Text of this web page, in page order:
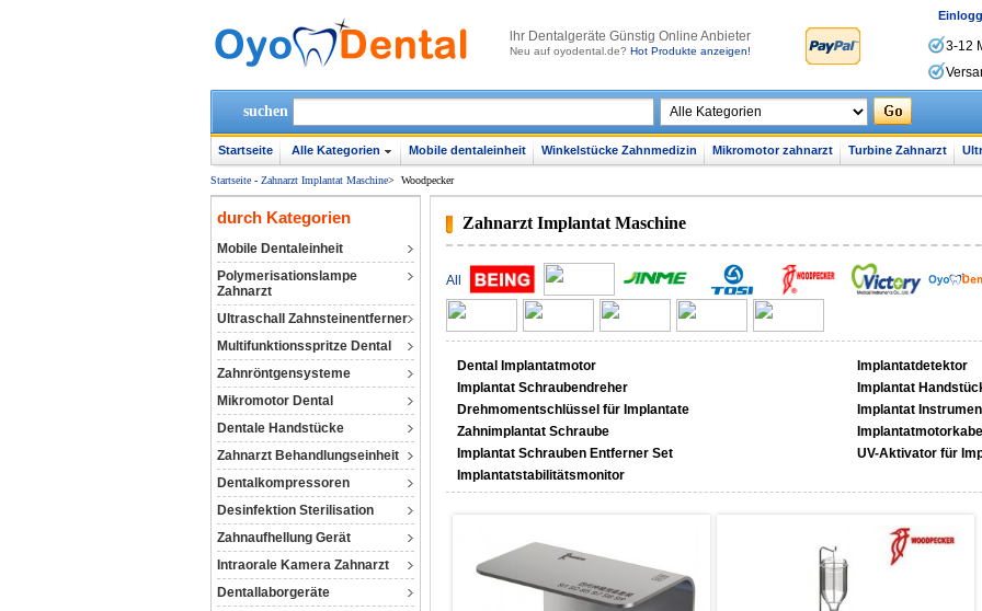
lhr Dentalgeräte Günstig Online Anbieter
Neu auf oyodental.de? Hot Produkte anzeigen!
3-12
suchen
Startseite Alle Kategorien Mobile dentaleinheit Winkelstücke Zahnmedizin Mikromotor zahnarzt Turbine Zahnarzt
Startseite - Zahnarzt Implantat Maschine> Woodpecker
durch Kategorien
Mobile Dentaleinheit
Polymerisationslampe
Zahnarzt
Ultraschall Zahnsteinentferner
Multifunktionsspritze Dental
Zahnröntgensysteme
Mikromotor Dental
Dentale Handstücke
Zahnarzt Behandlungseinheit
Dentalkompressoren‎
Desinfektion Sterilisation
Zahnaufhellung Gerät
Intraorale Kamera Zahnarzt
Dentallaborgeräte
Zahnarzt Implantat Maschine
All
Dental Implantatmotor
Implantatdetektor
Implantat Schraubendreher
Implantat
Drehmomentschlüssel für Implantate
Implantat
Zahnimplantat Schraube
Implantat Schrauben Entferner Set
UV-Aktivator für
Implantatstabilitätsmonitor